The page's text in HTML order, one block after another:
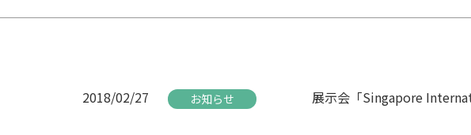
2018/02/27 お知らせ 展示会「Singapore